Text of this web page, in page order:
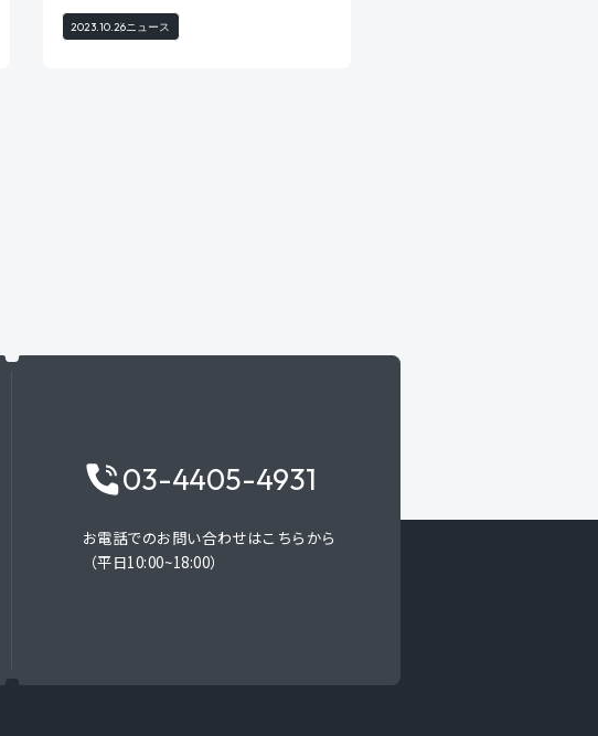
2023.10.26ニュース
03-4405-4931
お電話でのお問い合わせはこちらから
（平日10:00~18:00）